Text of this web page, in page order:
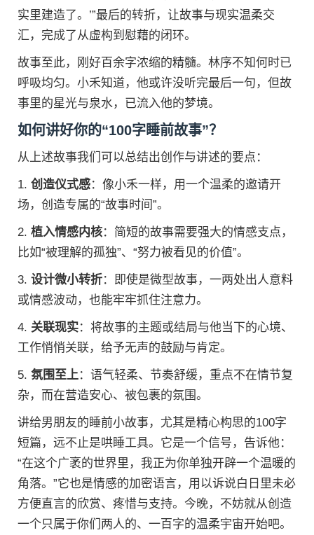
实里建造了。’”最后的转折，让故事与现实温柔交
汇，完成了从虚构到慰藉的闭环。
故事至此，刚好百余字浓缩的精髓。林序不知何时已
呼吸均匀。小禾知道，他或许没听完最后一句，但故
事里的星光与泉水，已流入他的梦境。
如何讲好你的“100字睡前故事”？
从上述故事我们可以总结出创作与讲述的要点：
1. 创造仪式感：像小禾一样，用一个温柔的邀请开
场，创造专属的“故事时间”。
2. 植入情感内核：简短的故事需要强大的情感支点，
比如“被理解的孤独”、“努力被看见的价值”。
3. 设计微小转折：即使是微型故事，一两处出人意料
或情感波动，也能牢牢抓住注意力。
4. 关联现实：将故事的主题或结局与他当下的心境、
工作悄悄关联，给予无声的鼓励与肯定。
5. 氛围至上 ：语气轻柔、节奏舒缓，重点不在情节复
杂，而在营造安心、被包裹的氛围。
讲给男朋友的睡前小故事，尤其是精心构思的100字
短篇，远不止是哄睡工具。它是一个信号，告诉他：
“在这个广袤的世界里，我正为你单独开辟一个温暖的
角落。”它也是情感的加密语言，用以诉说白日里未必
方便直言的欣赏、疼惜与支持。今晚，不妨就从创造
一个只属于你们两人的、一百字的温柔宇宙开始吧。